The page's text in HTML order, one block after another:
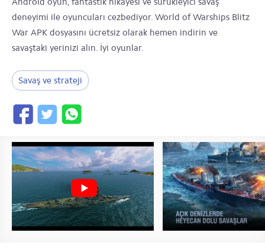
deneyimi ile oyuncuları cezbediyor. World of Warships Blitz
War APK dosyasını ücretsiz olarak hemen indirin ve
savaştaki yerinizi alın. İyi oyunlar.
Savaş ve strateji